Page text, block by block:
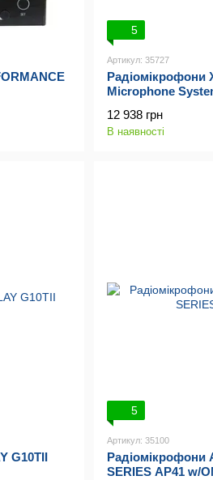
5
Артикул: 35727
Радіомікрофони
Microphone
12 938 грн
В наявності
G10TII
5
Артикул: 35100
Радіомікрофони
SERIES AP41 w/